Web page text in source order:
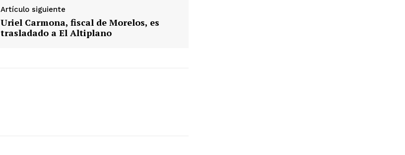
Artículo siguiente
Uriel Carmona, fiscal de Morelos, es
trasladado a El Altiplano